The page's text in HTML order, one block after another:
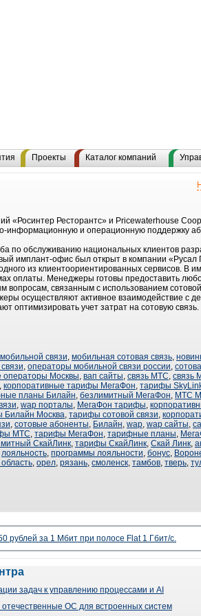
Проекты Каталог компаний
«Росинтер Ресторантс» и Pricewaterhouse
информационную и операционную поддержку
по обслуживанию национальных клиентов
имплант-офис был открыт в компании
из клиентоориентированных сервисов. В
оплаты. Менеджеры готовы предоставить
вопросам, связанным с использованием
осуществляют активное взаимодействие с
оптимизировать учет затрат на сотовую связь.
связи, мобильная сотовая связь,
, операторы мобильной связи россии,
операторы Москвы, вап сайты, связь МТС, связь
, корпоративные тарифы МегаФон, тарифы
планы Билайн, безлимитный МегаФон, МТС
, wap порталы, МегаФон тарифы,
Билайн Москва, тарифы сотовой связи,
, сотовые абоненты, Билайн, wap, wap сайты,
МТС, тарифы МегаФон, тарифные планы,
СкайЛинк, тарифы СкайЛинк, Скай Линк,
лояльность, программы лояльности, бонус,
, орел, рязань, смоленск, тамбов, тверь,
рублей за 1 Мбит при полосе Flat 1 Гбит/с.
задач к управлению процессами и AI
ОС для встроенных систем